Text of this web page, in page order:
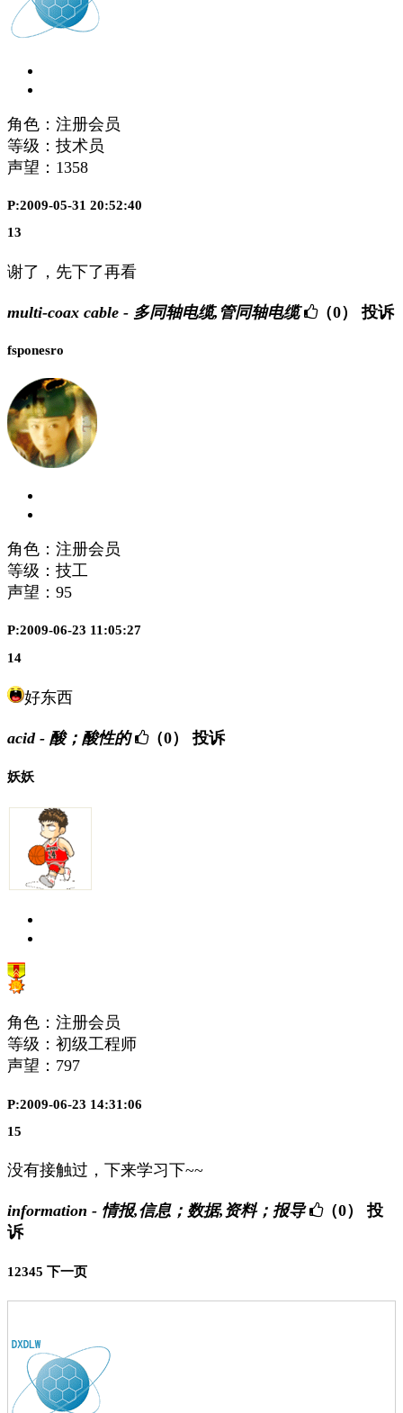
角色：注册会员
等级：技术员
声望： 1358
P:2009-05-31 20:52:40
13
谢了，先下了再看
multi-coax cable - 多同轴电缆,管同轴电缆 （0） 投诉
fsponesro
角色：注册会员
等级：技工
声望： 95
P:2009-06-23 11:05:27
14
好东西
acid - 酸；酸性的 （0） 投诉
妖妖
角色：注册会员
等级：初级工程师
声望： 797
P:2009-06-23 14:31:06
15
没有接触过，下来学习下~~
information - 情报,信息；数据,资料；报导 （0）
投
诉
12345 下一页